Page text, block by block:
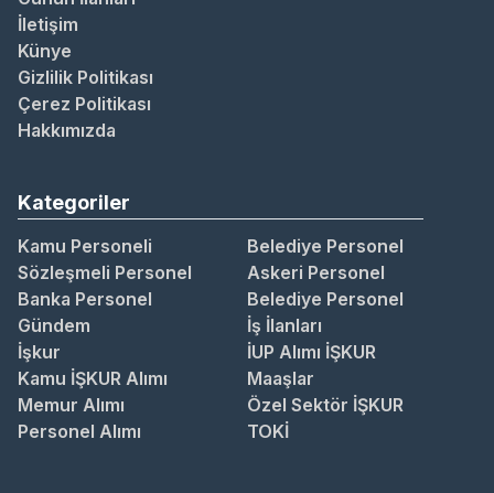
İletişim
Künye
Gizlilik Politikası
Çerez Politikası
Hakkımızda
Kategoriler
Kamu Personeli
Belediye Personel
Sözleşmeli Personel
Askeri Personel
Banka Personel
Belediye Personel
Gündem
İş İlanları
İşkur
İUP Alımı İŞKUR
Kamu İŞKUR Alımı
Maaşlar
Memur Alımı
Özel Sektör İŞKUR
Personel Alımı
TOKİ